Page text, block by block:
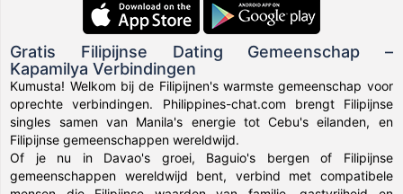
Gratis Filipijnse Dating Gemeenschap –
Kapamilya Verbindingen
Kumusta! Welkom bij de Filipijnen's warmste gemeenschap voor
oprechte verbindingen. Philippines-chat.com brengt Filipijnse
singles samen van Manila's energie tot Cebu's eilanden, en
Filipijnse gemeenschappen wereldwijd.
Of je nu in Davao's groei, Baguio's bergen of Filipijnse
gemeenschappen wereldwijd bent, verbind met compatibele